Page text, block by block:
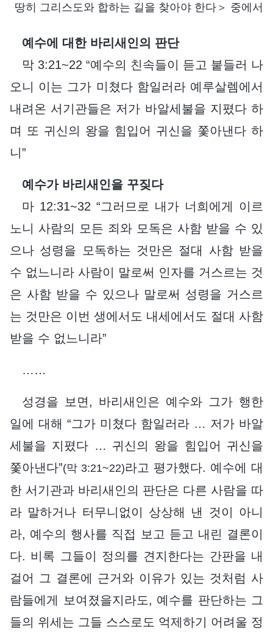
땅히 그리스도와 합하는 길을 찾아야 한다＞ 중에서
예수에 대한 바리새인의 판단
막 3:21~22 “예수의 친속들이 듣고 붙들러 나
오니 이는 그가 미쳤다 함일러라 예루살렘에서
내려온 서기관들은 저가 바알세불을 지폈다 하
며 또 귀신의 왕을 힘입어 귀신을 쫓아낸다 하
니”
예수가 바리새인을 꾸짖다
마 12:31~32 “그러므로 내가 너희에게 이르
노니 사람의 모든 죄와 모독은 사함 받을 수 있
으나 성령을 모독하는 것만은 절대 사함 받을
수 없느니라 사람이 말로써 인자를 거스르는 것
은 사함 받을 수 있으나 말로써 성령을 거스르
는 것만은 이번 생에서도 내세에서도 절대 사함
받을 수 없느니라”
……
성경을 보면, 바리새인은 예수와 그가 행한
일에 대해 “그가 미쳤다 함일러라 … 저가 바알
세불을 지폈다 … 귀신의 왕을 힘입어 귀신을
쫓아낸다”(막 3:21~22)라고 평가했다. 예수에 대
한 서기관과 바리새인의 판단은 다른 사람을 따
라 말하거나 터무니없이 상상해 낸 것이 아니
라, 예수의 행사를 직접 보고 듣고 내린 결론이
다. 비록 그들이 정의를 견지한다는 간판을 내
걸어 그 결론에 근거와 이유가 있는 것처럼 사
람들에게 보여졌을지라도, 예수를 판단하는 그
들의 위세는 그들 스스로도 억제하기 어려울 정